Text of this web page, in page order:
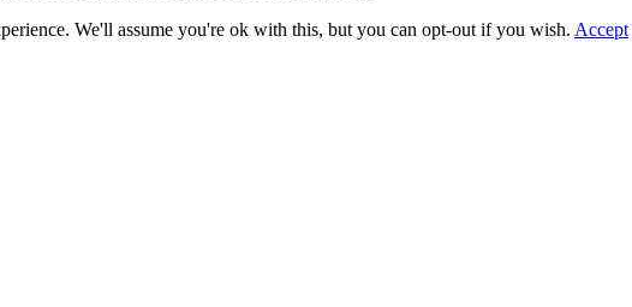
We'll assume you're ok with this, but you can opt-out if you wish. Accept